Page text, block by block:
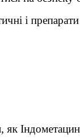
і препарати
як